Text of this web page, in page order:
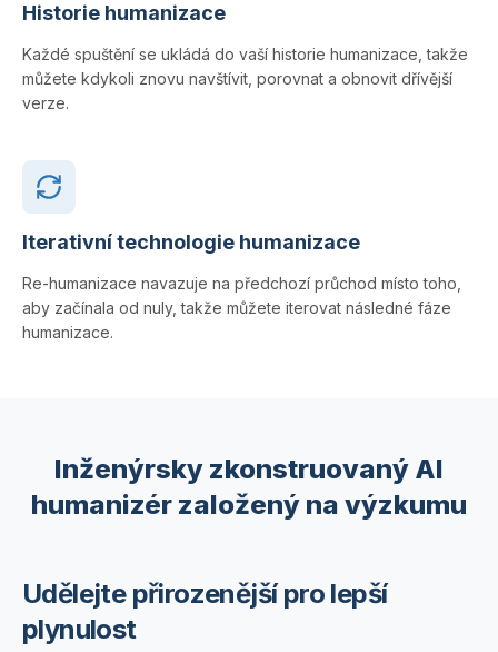
Historie humanizace
Každé spuštění se ukládá do vaší historie humanizace, takže
můžete kdykoli znovu navštívit, porovnat a obnovit dřívější
verze.
Iterativní technologie humanizace
Re-humanizace navazuje na předchozí průchod místo toho,
aby začínala od nuly, takže můžete iterovat následné fáze
humanizace.
Inženýrsky zkonstruovaný AI
humanizér založený na výzkumu
Udělejte přirozenější pro lepší
plynulost